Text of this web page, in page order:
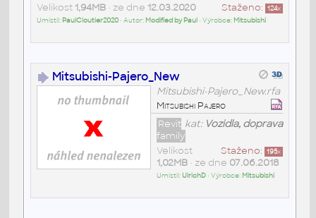
Staženo: 124x
Velikost 1,94MB• ze dne 12.03.2020
Umístil: PaulCloutier2020• Autor: Modified by Paul • Výrobce: Mitsubishi
Mitsubishi-Pajero_New
Mitsubishi-Pajero_New.rfa
Mitsubishi Pajero
kat: Vozidla, doprava
Revit
family
Staženo: 195x
Velikost
1,02MB• ze dne 07.06.2018
Umístil:UlrichD• Výrobce: Mitsubishi